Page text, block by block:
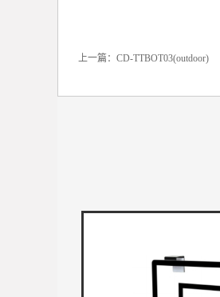
上一篇： CD-TTBOT03(outdoor)